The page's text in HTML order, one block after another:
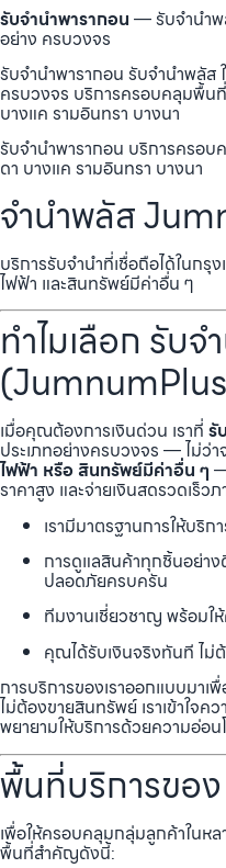
รับจำนำพารากอน — รับจำนำพ
อย่าง ครบวงจร
รับจำนำพารากอน รับจำนำพลัส
ครบวงจร บริการครอบคลุมพื้น
บางแค รามอินทรา บางนา
รับจำนำพารากอน บริการครอ
ดา บางแค รามอินทรา บางนา
จำนำพลัส
บริการรับจำนำที่เชื่อถือได้ในกรุ
ไฟฟ้า และสินทรัพย์มีค่าอื่น ๆ
ทำไมเลือก รับ
เมื่อคุณต้องการเงินด่วน เราที่ รั
ประเภทอย่างครบวงจร — ไม่ว่า
ไฟฟ้า หรือ สินทรัพย์มีค่าอื่น ๆ
ราคาสูง และจ่ายเงินสดรวดเร็ว
เรามีมาตรฐานการให้บริก
การดูแลสินค้าทุกชิ้นอย่า
ปลอดภัยครบครัน
ทีมงานเชี่ยวชาญ พร้อมใ
คุณได้รับเงินจริงทันที ไม่
การบริการของเราออกแบบมา
ไม่ต้องขายสินทรัพย์ เราเข้าใจค
พยายามให้บริการด้วยความอ่อน
พื้นที่บริการขอ
เพื่อให้ครอบคลุมกลุ่มลูกค้าในหล
พื้นที่สำคัญดังนี้: